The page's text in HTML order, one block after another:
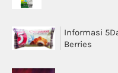
Informasi
Berries